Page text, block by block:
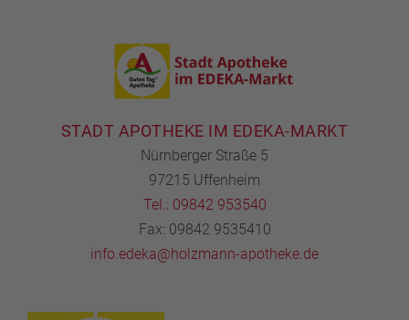
STADT APOTHEKE IM EDEKA-MARKT
Nürnberger Straße 5
97215 Uffenheim
Tel.: 09842 953540
Fax: 09842 9535410
info.edeka@holzmann-apotheke.de